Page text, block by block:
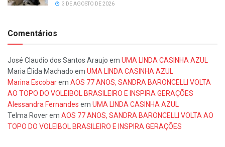
3 DE AGOSTO DE 2026
Comentários
José Claudio dos Santos Araujo em UMA LINDA CASINHA AZUL
Maria Élida Machado em UMA LINDA CASINHA AZUL
Marina Escobarem AOS 77 ANOS, SANDRA BARONCELLI VOLTA
AO TOPO DO VOLEIBOL BRASILEIRO E INSPIRA GERAÇÕES
Alessandra Fernandes em UMA LINDA CASINHA AZUL
Telma Roverem AOS 77 ANOS, SANDRA BARONCELLI VOLTA AO
TOPO DO VOLEIBOL BRASILEIRO E INSPIRA GERAÇÕES